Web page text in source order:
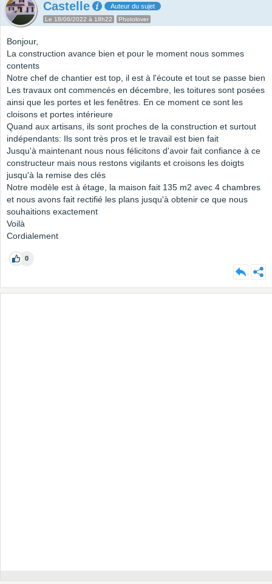
Castelle Auteur du sujet
Le 18/06/2022 à 18h22 Photolover
Bonjour,
La construction avance bien et pour le moment nous sommes
contents
Notre chef de chantier est top, il est à l'écoute et tout se passe bien
Les travaux ont commencés en décembre, les toitures sont posées
ainsi que les portes et les fenêtres. En ce moment ce sont les
cloisons et portes intérieure
Quand aux artisans, ils sont proches de la construction et surtout
indépendants: Ils sont très pros et le travail est bien fait
Jusqu'à maintenant nous nous félicitons d'avoir fait confiance à ce
constructeur mais nous restons vigilants et croisons les doigts
jusqu'à la remise des clés
Notre modèle est à étage, la maison fait 135 m2 avec 4 chambres
et nous avons fait rectifié les plans jusqu'à obtenir ce que nous
souhaitions exactement
Voilà
Cordialement
0